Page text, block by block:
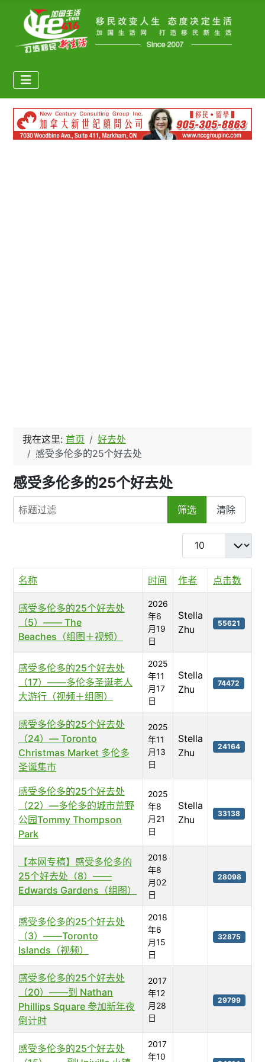
我在这里: 首页
好去处
感受多伦多的25个好去处
感受多伦多的25个好去处
标题过滤
筛选 清除
每页显示条数
名称 时间 作者 点击数
感受多伦多的25个好去处
（5）—— The
Beaches（组图＋视频）
2026
年6
月19
日
Stella
Zhu
55621
感受多伦多的25个好去处
（17）——多伦多圣诞老人
大游行（视频＋组图）
2025
年11
月17
日
Stella
Zhu
74472
感受多伦多的25个好去处
（24）— Toronto
Christmas Market 多伦多
圣诞集市
2025
年11
月13
日
Stella
Zhu
24164
感受多伦多的25个好去处
（22）—多伦多的城市荒野
公园Tommy Thompson
Park
2025
年8
月21
日
Stella
Zhu
33138
【本网专稿】感受多伦多的
25个好去处（8）——
Edwards Gardens（组图）
2018
年8
月02
日
28098
感受多伦多的25个好去处
（3）——Toronto
Islands（视频）
2018
年6
月15
日
32875
感受多伦多的25个好去处
（20）——到 Nathan
Phillips Square 参加新年夜
倒计时
2017
年12
月28
日
29799
感受多伦多的25个好去处
2017
年10